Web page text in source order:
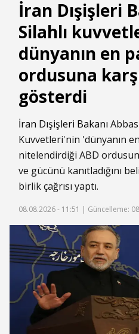
İran Dışişleri
Silahlı
dünyanın en
ordusuna
gösterdi
İran Dışişleri Bakanı
Kuvvetleri'nin 'dünyanın
nitelendirdiği ABD
ve gücünü kanıtladığını
birlik çağrısı yaptı.
08.08.2026 - 11:51 | Güncelleme: